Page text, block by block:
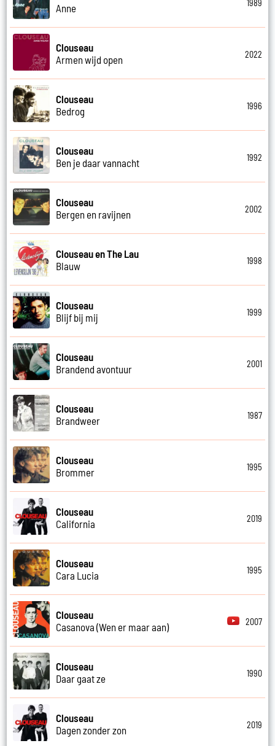
Anne
1989
Clouseau
Armen wijd open
2022
Clouseau
Bedrog
1996
Clouseau
Ben je daar vannacht
1992
Clouseau
Bergen en ravijnen
2002
Clouseau en The Lau
Blauw
1998
Clouseau
Blijf bij mij
1999
Clouseau
Brandend avontuur
2001
Clouseau
Brandweer
1987
Clouseau
Brommer
1995
Clouseau
California
2019
Clouseau
Cara Lucia
1995
Clouseau
Casanova (Wen er maar aan)
2007
Clouseau
Daar gaat ze
1990
Clouseau
Dagen zonder zon
2019